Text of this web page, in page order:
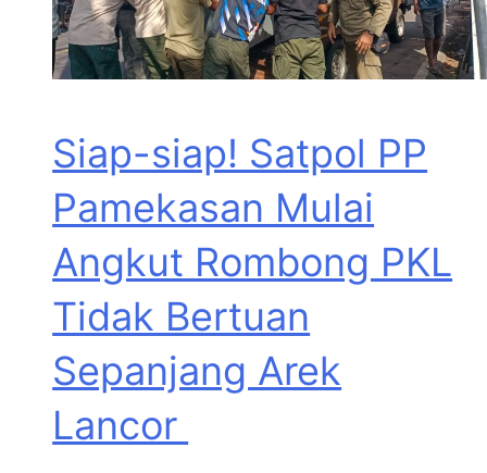
Siap-siap! Satpol PP
Pamekasan Mulai
Angkut Rombong PKL
Tidak Bertuan
Sepanjang Arek
Lancor